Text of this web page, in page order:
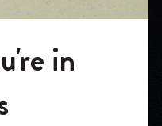
ようこそ
in